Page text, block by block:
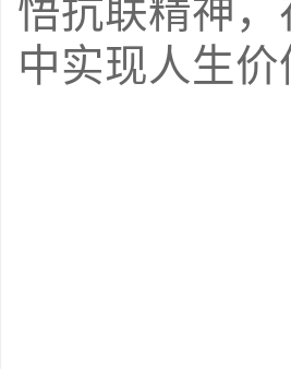
悟抗联精神
中实现人生价